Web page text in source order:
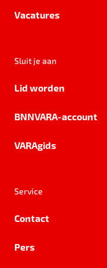
Vacatures
Sluit je aan
Lid worden
BNNVARA-account
VARAgids
Service
Contact
Pers